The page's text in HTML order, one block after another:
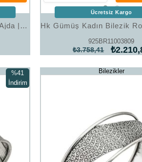
Hk Gümüş Kadın Bilezik Gold Ajda |Gümüş Takı Hediyelik Ürünler
925BR11003809
₺3.758,41
Ücretsiz Kargo
%41
İndirim
Bilezikler